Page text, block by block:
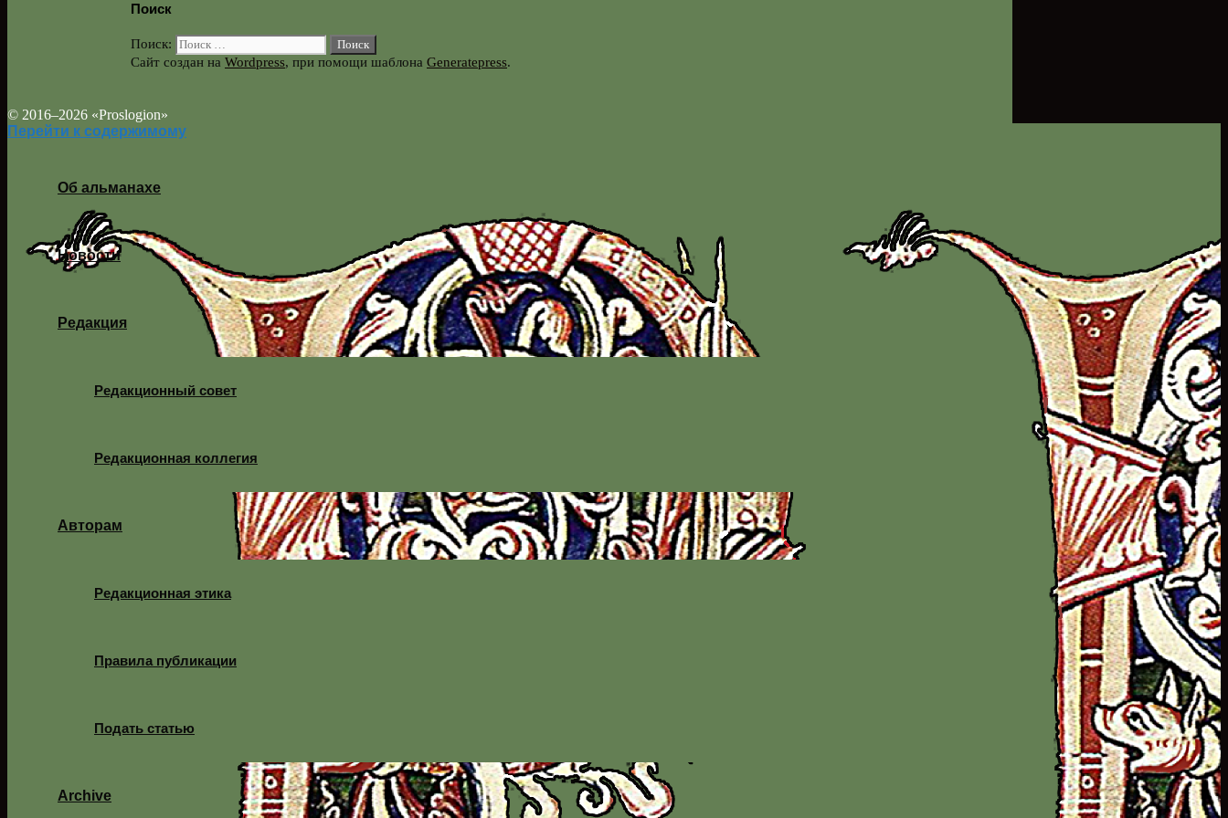
Поиск
Поиск:
Сайт создан на Wordpress, при помощи шаблона Generatepress.
© 2016–2026 «Proslogion»
Перейти к содержимому
Об альманахе
Новости
Редакция
Редакционный совет
Редакционная коллегия
Авторам
Редакционная этика
Правила публикации
Подать статью
Archive